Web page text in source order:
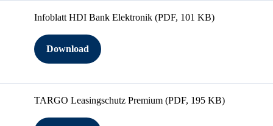
Infoblatt HDI Bank Elektronik (PDF, 101 KB)
Download
TARGO Leasingschutz Premium (PDF, 195 KB)